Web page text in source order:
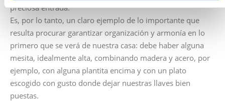
preciosa entrada.
Es, por lo tanto, un claro ejemplo de lo importante que
resulta procurar garantizar organización y armonía en lo
primero que se verá de nuestra casa: debe haber alguna
mesita, idealmente alta, combinando madera y acero, por
ejemplo, con alguna plantita encima y con un plato
escogido con gusto donde dejar nuestras llaves bien
puestas.